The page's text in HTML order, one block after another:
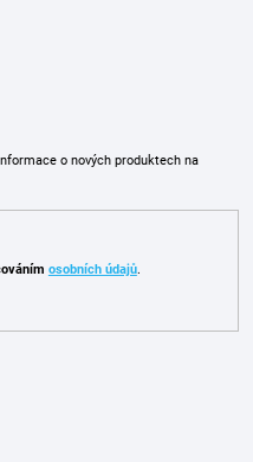
o nových produktech na
osobních údajů.